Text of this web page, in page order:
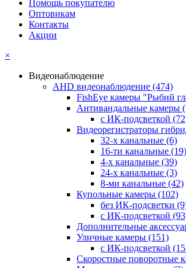
Помощь покупателю
Оптовикам
Контакты
Акции
×
Видеонаблюдение
AHD видеонаблюдение (474)
FishEye камеры "Рыбий
Антивандальные камеры
с ИК-подсветкой
Видеорегистраторы
32-х канальные (6)
16-ти канальные (19)
4-х канальные (39)
24-х канальные (3)
8-ми канальные (42)
Купольные камеры (102)
без ИК-подсветки
с ИК-подсветкой
Дополнительные
Уличные камеры (151)
с ИК-подсветкой
Скоростные поворотные